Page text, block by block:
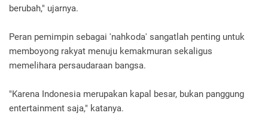
berubah," ujarnya.
Peran pemimpin sebagai 'nahkoda' sangatlah penting untuk
memboyong rakyat menuju kemakmuran sekaligus
memelihara persaudaraan bangsa.
"Karena Indonesia merupakan kapal besar, bukan panggung
entertainment saja," katanya.